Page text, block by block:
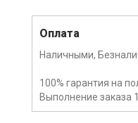
Оплата
Наличными,
100% гарантия на
Выполнение заказа